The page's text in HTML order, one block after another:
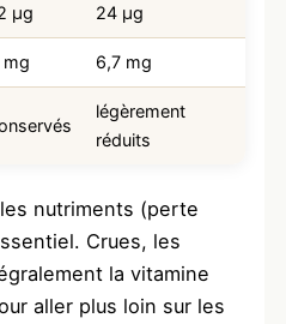
µg 24 µg
mg 6,7 mg
légèrement
réduits
nutriments (perte
Crues, les
la vitamine
aller plus loin sur les